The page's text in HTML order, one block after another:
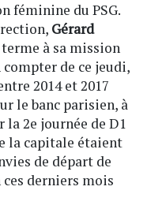
féminine du PSG.
Gérard
à sa mission
de ce jeudi,
2014 et 2017
le banc parisien, à
la 2e journée de D1
la capitale étaient
de départ de
derniers mois